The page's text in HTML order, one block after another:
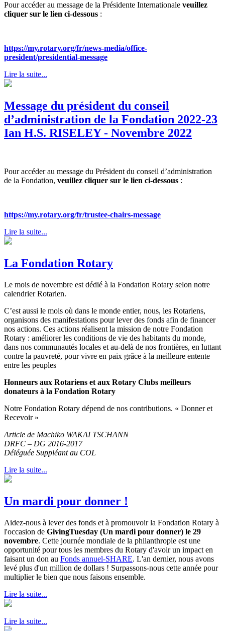
Pour accéder au message de la Présidente Internationale veuillez
cliquer sur le lien ci-dessous :
https://my.rotary.org/fr/news-media/office-
president/presidential-message
Lire la suite...
Message du président du conseil
d’administration de la Fondation 2022-23
Ian H.S. RISELEY - Novembre 2022
Pour accéder au message du Président du conseil d’administration
de la Fondation, veuillez cliquer sur le lien ci-dessous :
https://my.rotary.org/fr/trustee-chairs-message
Lire la suite...
La Fondation Rotary
Le mois de novembre est dédié à la Fondation Rotary selon notre
calendrier Rotarien.
C’est aussi le mois où dans le monde entier, nous, les Rotariens,
organisons des manifestations pour lever des fonds afin de financer
nos actions. Ces actions réalisent la mission de notre Fondation
Rotary : améliorer les conditions de vie des habitants du monde,
dans nos communautés locales et au-delà de nos frontières, en luttant
contre la pauvreté, pour vivre en paix grâce à la meilleure entente
entre les peuples
Honneurs aux Rotariens et aux Rotary Clubs meilleurs
donateurs à la Fondation Rotary
Notre Fondation Rotary dépend de nos contributions. « Donner et
Recevoir »
Article de Machiko WAKAI TSCHANN
DRFC – DG 2016-2017
Déléguée Suppléant au COL
Lire la suite...
Un mardi pour donner !
Aidez-nous à lever des fonds et à promouvoir la Fondation Rotary à
l'occasion de GivingTuesday (Un mardi pour donner) le 29
novembre. Cette journée mondiale de la philanthropie est une
opportunité pour tous les membres du Rotary d'avoir un impact en
faisant un don au Fonds annuel-SHARE. L'an dernier, nous avons
levé plus d'un million de dollars ! Surpassons-nous cette année pour
multiplier le bien que nous faisons ensemble.
Lire la suite...
Lire la suite...